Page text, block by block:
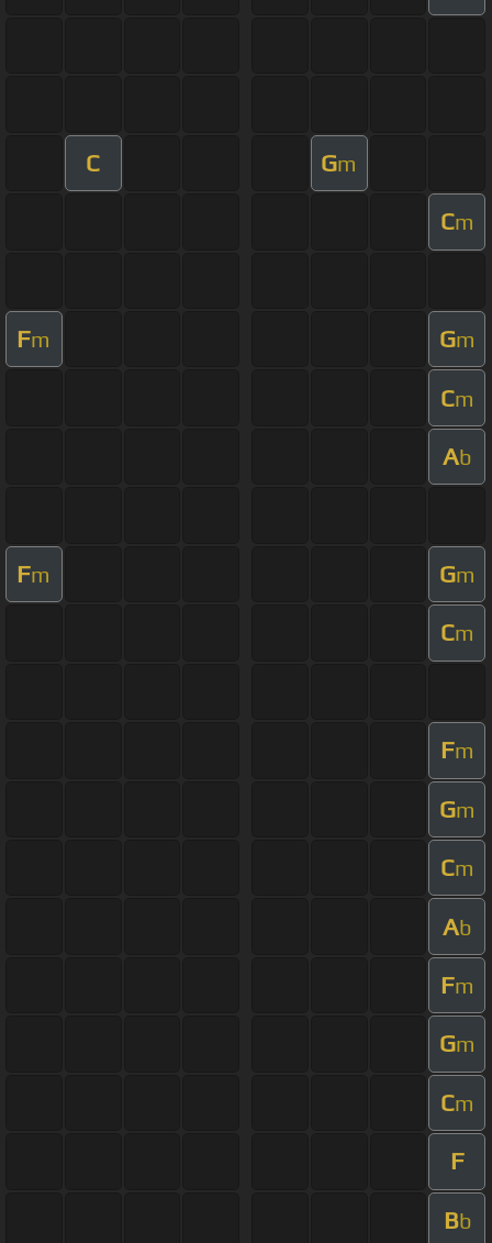
C Gm
Cm
Fm Gm
Cm
Ab
Fm Gm
Cm
Fm
Gm
Cm
Ab
Fm
Gm
Cm
F
Bb